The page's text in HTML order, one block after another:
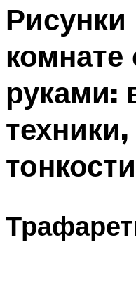
Рисунки
руками:
тонкости